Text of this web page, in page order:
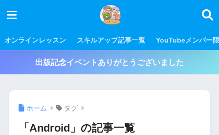
オンラインレッスン スキルアップ記事一覧 YouTubeメンバー
出版記念イベントありがとうございました
ホーム タグ
「Android」の記事一覧